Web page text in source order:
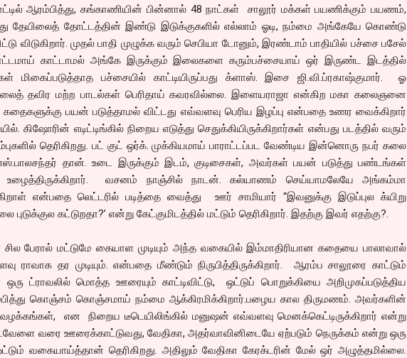
ஆரம்பித்து, கங்காணியின் பின்னால் 48 நாட்கள் சாலூர் மக்கள் பயணிக்கும் பயணம்,
தேயிலைத் தோட்டத்தின் இண்டு இடுக்குகளில் எல்லாம் ஓடி, நம்மை அங்கேயே கொண்டு
விடுகிறார். முதல் பாதி முழுக்க வரும் செபியா டோனும், இரண்டாம் பாதியில் பச்சை பசேல்
காட்டாமல் அங்கே இருக்கும் இலைகளை கரும்பச்சையாய் ஒர் இருண்ட இடத்தில்
மிகைப்படுத்தாத பச்சையில் காட்டியிருப்பது க்ளாஸ். இசை ஜி.வி.ப்ரகாஷ்குமார். ஓ
தவிர மற்ற பாடல்கள் பெரிதாய் கவரவில்லை. இளையராஜா என்கிற மகா கலைஞனை
கதைகளுக்கு பயன் படுத்தாமல் விட்டது எவ்வளவு பெரிய இழப்பு என்பதை உணர வைக்கிறார்
கிஷோரின் எடிட்டிங்கில் நிறைய எடுத்து செதுக்கியிருக்கிறார்கள் என்பது படத்தில் வரும்
தெரிகிறது. பட் குட் ஒர்க். முக்கியமாய் பாராட்டப்பட வேண்டிய இன்னொரு நபர் கலை
தான். உடை இருக்கும் இடம், குடிசைகள், அவர்கள் பயன் படுத்து பண்டங்கள்
உழைத்திருக்கிறார். வசனம் நாஞ்சில் நாடன். கல்யாணம் செய்யாமலேயே அங்கம்மா
என்பதை லெட்டரில் படித்தை வைத்து ஊர் சாமியார் “இவனுக்கு இடுப்புல க்யிறு
புடுக்குல கட்டுறதா?’ என்று கேட்குமிடத்தில் மட்டும் தெரிகிறார். இதற்கு இவர் எதற்கு?.
பேரால் மட்டுமே கையாள முடியும் அந்த வகையில் இம்மாதிரியான கதையை பாலாவால்
ராவாக தர முடியும். என்பதை மீண்டும் நிருபித்திருக்கிறார். ஆரம்ப சாலூரை காட்டும்
ஒரு ட்ராவலில் மொத்த ஊரையும் காட்டிவிட்டு, ஒட்டுப் பொறுக்கியை அறிமுகப்படுத்திய
கொஞ்சம் கொஞ்சமாய் நம்மை ஆக்கிரமிக்கிறார்.பழைய கால திருமணம். அவர்களின்
என நிறைய டீடெயிலிங்கில் மனுஷன் எவ்வளவு மெனக்கெட்டிருக்கிறார் என்று
வரை ஊரைக்காட்டுவது, வேதிகா, அதர்வாவினிடையே ஏற்படும் நெருக்கம் என்று ஒரு
வகையாய்த்தான் தெரிகிறது. அதிலும் வேதிகா கேரக்டரின் மேல் ஒர் அழுத்தமில்லை.